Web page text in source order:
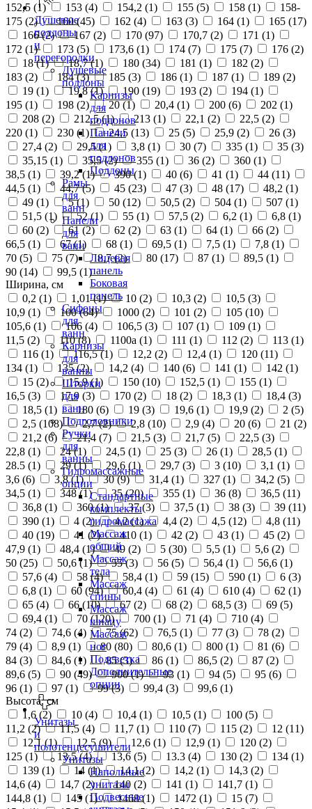
Душевые
поддоны
и
перегородки
Душевые
поддоны
Карнизы
для
поддонов
Панели
для
поддонов
Поддоны
Рамы
для
ванн
Панели
для
ванн
Лицевая
панель
Боковая
панель
Сифоны
для
ванн
Карнизы
для
ванны
Шторки
для
ванн
Подголовники
Ручки
для
ванны
Гидромассажные
опции
Стандартные
комплекты
гидромассажа
Массаж
общий
Массаж
тела
Массаж
спины
Массаж
шиацу
Массаж
ног
Подсветка
Дополнительные
опции
Унитазы
и
полотенцесушители
Унитазы
Напольные
унитазы
Подвесные
152,5 (1) 153 (4) 154,2 (1) 155 (5) 158 (1)
158-
175 (2) 160 (45) 162 (4) 163 (3) 164 (1) 165 (17)
166 (2) 167 (2) 170 (97) 170,7 (2) 171 (1)
172 (1) 173 (5) 173,6 (1) 174 (7) 175 (7) 176 (2)
18 (1) 18,7 (1) 180 (34) 181 (1) 182 (2)
183 (2) 184 (3) 185 (3) 186 (1) 187 (1) 189 (2)
19 (1) 19,8 (1) 190 (19) 193 (2) 194 (1)
195 (1) 198 (2) 20 (1) 20,4 (1) 200 (6) 202 (1)
208 (2) 212,5 (1) 213 (1) 22,1 (2) 22,5 (2)
220 (1) 230 (1) 24,5 (13) 25 (5) 25,9 (2) 26 (3)
27,4 (2) 29,5 (1) 3,8 (1) 30 (7) 335 (1) 35 (3)
35,15 (1) 35,5 (2) 355 (1) 36 (2) 360 (1)
38,5 (1) 39,2 (1) 390 (1) 40 (6) 41 (1) 44 (11)
44,5 (1) 44,7 (5) 45 (23) 47 (3) 48 (17) 48,2 (1)
49 (1) 5 (1) 50 (12) 50,5 (2) 504 (1) 507 (1)
51,5 (1) 52 (1) 55 (1) 57,5 (2) 6,2 (1) 6,8 (1)
60 (2) 61 (2) 62 (2) 63 (1) 64 (1) 66 (2)
66,5 (1) 67 (1) 68 (1) 69,5 (1) 7,5 (1) 7,8 (1)
70 (5) 75 (7) 8,7 (2) 80 (17) 87 (1) 89,5 (1)
90 (14) 99,5 (1)
Ширина, см
0,2 (1) 1,01 (1) 10 (2) 10,3 (2) 10,5 (3)
10,9 (1) 100 (64) 1000 (2) 101 (2) 105 (10)
105,6 (1) 106 (4) 106,5 (3) 107 (1) 109 (1)
11,5 (2) 110 (8) 1100а (1) 111 (1) 112 (2) 113 (1)
116 (1) 116,5 (1) 12,2 (2) 12,4 (1) 120 (11)
134 (1) 135 (2) 14,2 (4) 140 (6) 141 (1) 142 (1)
15 (2) 15,9 (1) 150 (10) 152,5 (1) 155 (1)
16,5 (3) 17,9 (3) 170 (2) 18 (2) 18,3 (1) 18,4 (3)
18,5 (1) 180 (6) 19 (3) 19,6 (1) 19,9 (2) 2 (5)
2,5 (108) 2,7 (2) 2,8 (10) 2,9 (4) 20 (6) 21 (2)
21,2 (6) 21,4 (7) 21,5 (3) 21,7 (5) 22,5 (3)
22,8 (1) 24 (1) 24,5 (1) 25 (3) 26 (1) 28,5 (1)
28.5 (1) 29 (1) 29,6 (1) 29,7 (3) 3 (10) 3,1 (1)
3,6 (6) 3,8 (1) 30 (9) 31,4 (1) 327 (1) 34,2 (5)
34,5 (1) 348 (1) 35 (20) 355 (1) 36 (8) 36,5 (11)
36,8 (1) 360 (1) 37 (3) 37,5 (1) 38 (3) 39 (11)
390 (1) 4 (2) 4,2 (1) 4,4 (2) 4,5 (12) 4,8 (11)
40 (19) 41 (2) 410 (1) 42 (2) 43 (1) 45 (2)
47,9 (1) 48,4 (1) 49 (2) 5 (30) 5,5 (1) 5,6 (2)
50 (25) 50,6 (1) 55 (3) 56 (5) 56,4 (1) 56,6 (1)
57,6 (4) 58 (4) 58,4 (1) 59 (15) 590 (1) 6 (3)
6,8 (1) 60 (94) 60,4 (4) 61 (4) 610 (4) 62 (1)
65 (4) 66 (10) 67 (2) 68 (2) 68,5 (3) 69 (5)
69,4 (1) 70 (120) 700 (1) 71 (4) 710 (4)
74 (2) 74,6 (4) 75 (62) 76,5 (1) 77 (3) 78 (2)
79 (4) 8,9 (1) 80 (80) 80,6 (1) 800 (1) 81 (6)
84 (3) 84,6 (1) 85 (3) 86 (1) 86,5 (2) 87 (2)
89,6 (5) 90 (49) 900 (1) 93 (1) 94 (5) 95 (6)
96 (1) 97 (1) 99 (3) 99,4 (3) 99,6 (1)
Высота, см
1,6 (2) 10 (4) 10,4 (1) 10,5 (1) 100 (5)
11,2 (2) 11,5 (4) 11,7 (1) 110 (7) 115 (2) 12 (11)
12,1 (1) 12,5 (9) 12,6 (1) 12,9 (1) 120 (2)
125 (1) 13,5 (4) 13,6 (5) 13.3 (4) 130 (2) 134 (1)
139 (1) 14 (1) 14,1 (2) 14,2 (1) 14,3 (2)
14,6 (4) 14,7 (2) 140 (2) 141 (1) 141,7 (1)
144,8 (1) 145 (1) 1468 (1) 1472 (1) 15 (7)